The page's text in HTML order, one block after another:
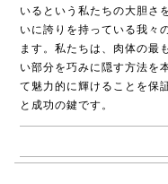
いるという私たちの大胆さ
いに誇りを持っている我々
ます。私たちは、肉体の最
い部分を巧みに隠す方法を
て魅力的に輝けることを保
と成功の鍵です。